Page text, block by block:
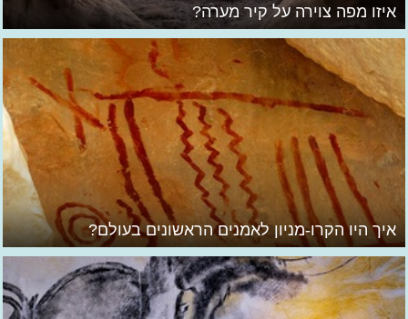
איזו מפה צוירה על קיר מערה?
איך היו הקרו-מניון לאמנים הראשונים בעולם?